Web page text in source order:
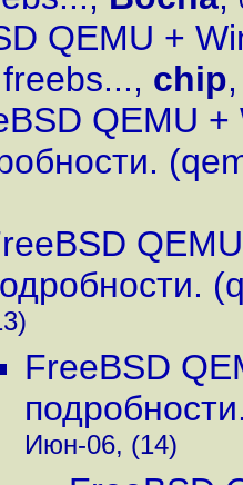
QEMU +
, chip
QEMU
FreeBSD
Июн-06, (14)